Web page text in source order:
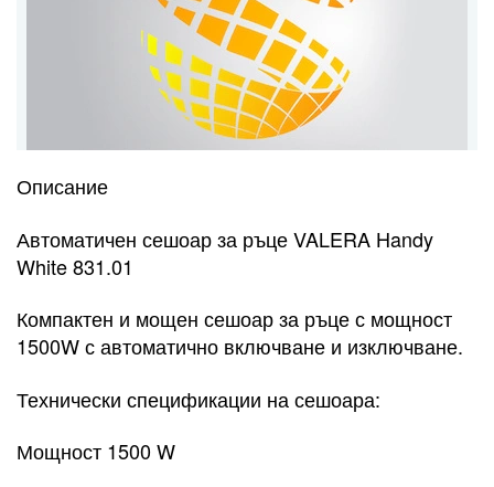
Описание
Автоматичен сешоар за ръце VALERA Handy
White 831.01
Компактен и мощен сешоар за ръце с мощност
1500W с автоматично включване и изключване.
Технически спецификации на сешоара:
Мощност 1500 W